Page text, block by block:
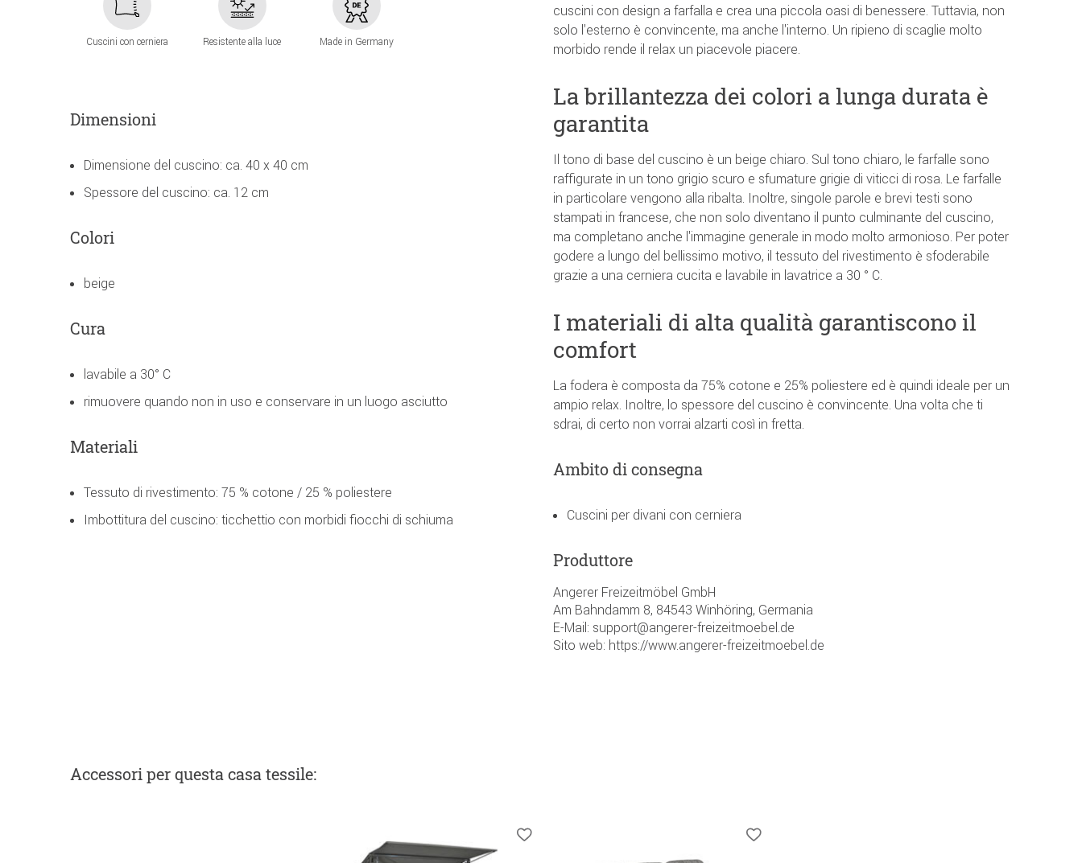
Cuscini con cerniera Resistente alla luce Made in Germany
Dimensioni
Dimensione del cuscino: ca. 40 x 40 cm
Spessore del cuscino: ca. 12 cm
Colori
beige
Cura
lavabile a 30° C
rimuovere quando non in uso e conservare in un luogo asciutto
Materiali
Tessuto di rivestimento: 75 % cotone / 25 % poliestere
Imbottitura del cuscino: ticchettio con morbidi fiocchi di schiuma
cuscini con design a farfalla e crea una piccola oasi di benessere. Tuttavia, non
solo l'esterno è convincente, ma anche l'interno. Un ripieno di scaglie molto
morbido rende il relax un piacevole piacere.
La brillantezza dei colori a lunga durata è
garantita
Il tono di base del cuscino è un beige chiaro. Sul tono chiaro, le farfalle sono
raffigurate in un tono grigio scuro e sfumature grigie di viticci di rosa. Le farfalle
in particolare vengono alla ribalta. Inoltre, singole parole e brevi testi sono
stampati in francese, che non solo diventano il punto culminante del cuscino,
ma completano anche l'immagine generale in modo molto armonioso. Per poter
godere a lungo del bellissimo motivo, il tessuto del rivestimento è sfoderabile
grazie a una cerniera cucita e lavabile in lavatrice a 30 ° C.
I materiali di alta qualità garantiscono il
comfort
La fodera è composta da 75% cotone e 25% poliestere ed è quindi ideale per un
ampio relax. Inoltre, lo spessore del cuscino è convincente. Una volta che ti
sdrai, di certo non vorrai alzarti così in fretta.
Ambito di consegna
Cuscini per divani con cerniera
Produttore
Angerer Freizeitmöbel GmbH
Am Bahndamm 8, 84543 Winhöring, Germania
E-Mail: support@angerer-freizeitmoebel.de
Sito web: https://www.angerer-freizeitmoebel.de
Accessoriper questa casa tessile: